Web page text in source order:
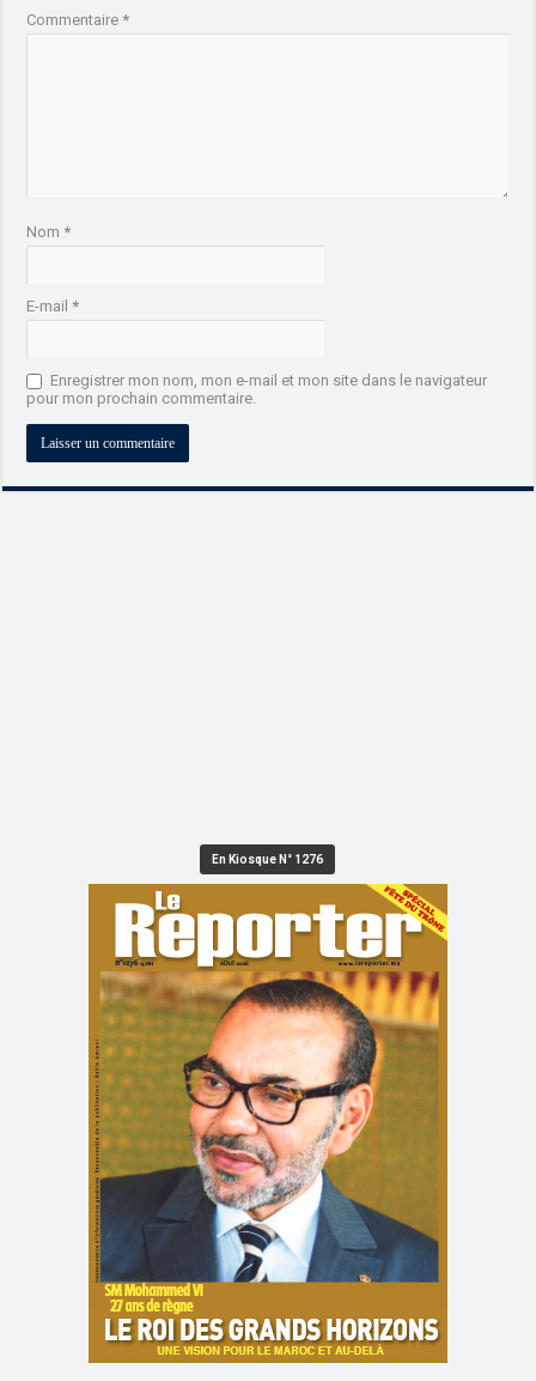
Commentaire*
Nom*
E-mail*
Enregistrer mon nom, mon e-mail et mon site dans le navigateur
pour mon prochain commentaire.
En Kiosque N° 1276